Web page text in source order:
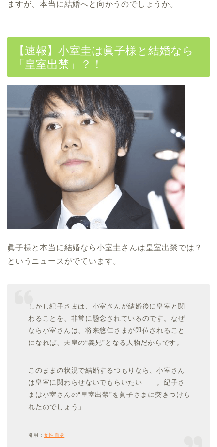
ますが、本当に結婚へと向かうのでしょうか。
【速報】小室圭は眞子様と結婚なら
「皇室出禁」？！
眞子様と本当に結婚なら小室圭さんは皇室出禁では？
というニュースがでています。
しかし紀子さまは、小室さんが結婚後に皇室と関
わることを、非常に懸念されているのです。なぜ
なら小室さんは、将来悠仁さまが即位されること
になれば、天皇の“義兄”となる人物だからです。
このままの状況で結婚するつもりなら、小室さん
は皇室に関わらせないでもらいたい――。紀子さ
まは小室さんの“皇室出禁”を眞子さまに突きつけら
れたのでしょう」
引用：女性自身